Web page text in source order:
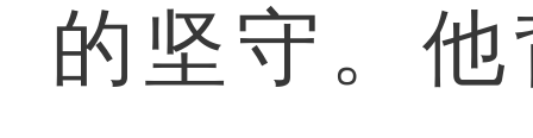
的坚守。